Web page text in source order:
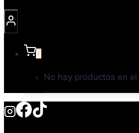
0
No hay productos en el